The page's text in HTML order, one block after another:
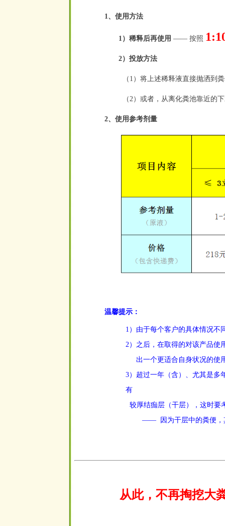
1、使用方法
1）稀释后再使用 —— 按照
2）投放方法
（1）将上述稀释液直接抛洒到
（2）或者，从离化粪池靠近的
2、使用参考剂量
温馨提示：
1）由于每个客户的具体情况不
2）之后，在取得的对该产品使
出一个更适合自身状况的使
3）超过一年（含）、尤其是多
有
较厚结痂层（干层），这时要
——
因为干层中的粪便
从此，不再掏挖大